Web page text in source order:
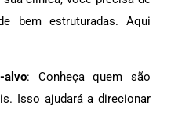
bem estruturadas. Aqui
alvo: Conheça quem são
Isso ajudará a direcionar